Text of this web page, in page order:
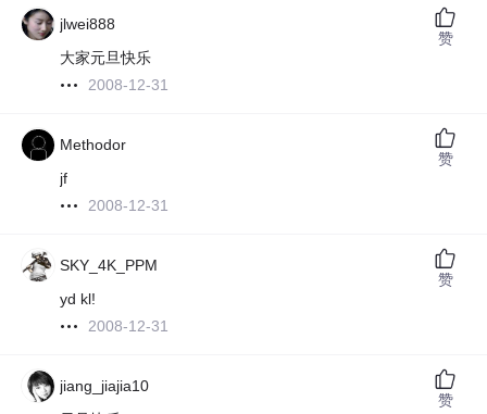
jlwei888
大家元旦快乐
2008-12-31
赞
Methodor
jf
2008-12-31
赞
SKY_4K_PPM
yd kl!
2008-12-31
赞
jiang_jiajia10
赞